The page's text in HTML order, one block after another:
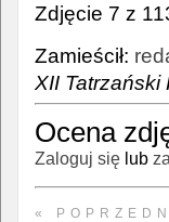
Zdjęcie 7 z
Zamieścił:
XII
Ocena
Zaloguj się lub
«